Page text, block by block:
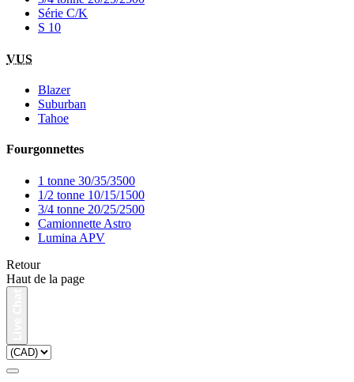
Série C/K
S 10
VUS
Blazer
Suburban
Tahoe
Fourgonnettes
1 tonne 30/35/3500
1/2 tonne 10/15/1500
3/4 tonne 20/25/2500
Camionnette Astro
Lumina APV
Retour
Haut de la page